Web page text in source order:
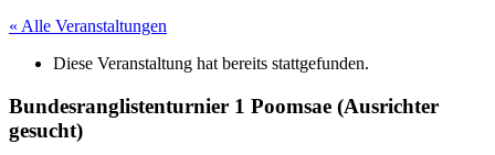
« Alle Veranstaltungen
Diese Veranstaltung hat bereits stattgefunden.
Bundesranglistenturnier 1 Poomsae (Ausrichter
gesucht)